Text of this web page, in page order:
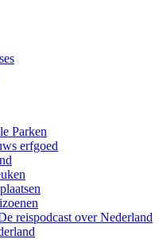
Parken
erfgoed
reis­podcast over Nederland